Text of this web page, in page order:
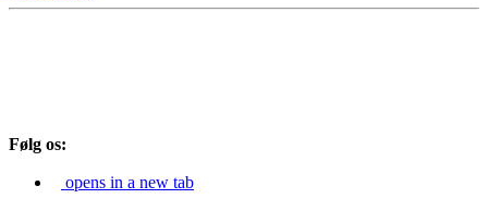
Følg os:
opens in a new tab